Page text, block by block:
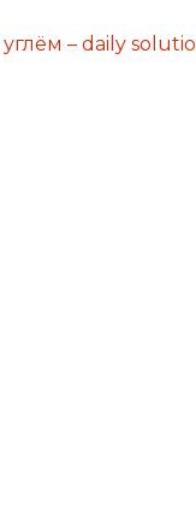
– daily